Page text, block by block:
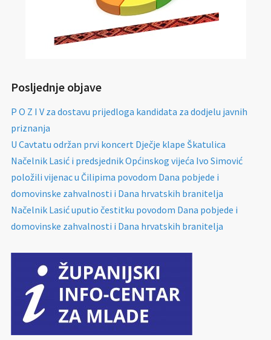
Posljednje objave
P O Z I V za dostavu prijedloga kandidata za dodjelu javnih
priznanja
U Cavtatu održan prvi koncert Dječje klape Škatulica
Načelnik Lasić i predsjednik Općinskog vijeća Ivo Simović
položili vijenac u Čilipima povodom Dana pobjede i
domovinske zahvalnosti i Dana hrvatskih branitelja
Načelnik Lasić uputio čestitku povodom Dana pobjede i
domovinske zahvalnosti i Dana hrvatskih branitelja